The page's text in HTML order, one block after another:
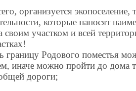
организуется экопоселение,
которые наносят
своим участком и всей
границу Родового поместья
иначе можно пройти до дома
дороги;